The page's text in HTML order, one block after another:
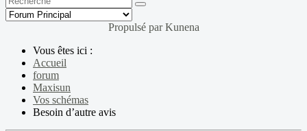
Propulsé parKunena
Vous êtes ici :
Accueil
forum
Maxisun
Vos schémas
Besoin d’autre avis